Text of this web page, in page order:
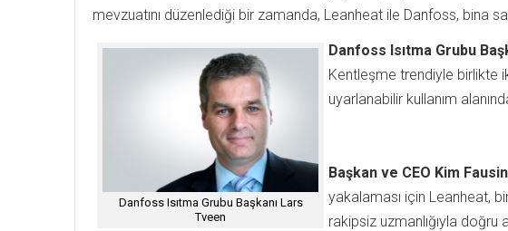
mevzuatını düzenlediği bir zamanda, Leanheat ile Danfoss, bina
Danfoss Isıtma Grubu Başkanı Lars
Tveen
Danfoss Isıtma Grubu
Kentleşme trendiyle birlikte
uyarlanabilir kullanım
Başkan ve CEO Kim
yakalaması için Leanheat,
rakipsiz uzmanlığıyla doğru